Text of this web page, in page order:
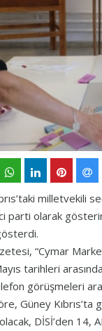
milletvekili
parti olarak
“Cymar
tarihleri
görüşmeleri
Güney Kıbrıs’ta
DİSİ’den 14,